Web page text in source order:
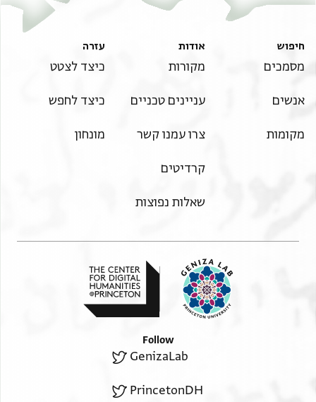
חיפוש
מסמכים
אנשים
מקומות
אודות
מקורות
עניינים טכניים
צרו עמנו קשר
קרדיטים
שאלות נפוצות
עזרה
כיצד לצטט
כיצד לחפש
מונחון
Follow
GenizaLab
PrincetonDH